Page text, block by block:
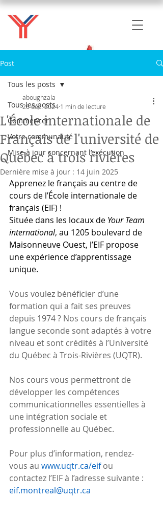
Post
Tous les posts
Commencer
Votre communauté
Mise à jour concernant l’exécution
Tous les posts
L'École internationale de
Français de l'université de
Québec à trois rivières
aboughzala
26 déc. 2024 1 min de lecture
Dernière mise à jour : 14 juin 2025
Apprenez le français au centre de
cours de l’École internationale de
français (EIF) !
Située dans les locaux de Your Team
international, au 1205 boulevard de
Maisonneuve Ouest, l’EIF propose
une expérience d’apprentissage
unique.
Vous voulez bénéficier d’une
formation qui a fait ses preuves
depuis 1974 ? Nos cours de français
langue seconde sont adaptés à votre
niveau et sont crédités à l’Université
du Québec à Trois-Rivières (UQTR).
Nos cours vous permettront de
développer les compétences
communicationnelles essentielles à
une intégration sociale et
professionnelle au Québec.
Pour plus d’information, rendez-
vous au www.uqtr.ca/eif ou
contactez l’EIF à l’adresse suivante :
eif.montreal@uqtr.ca